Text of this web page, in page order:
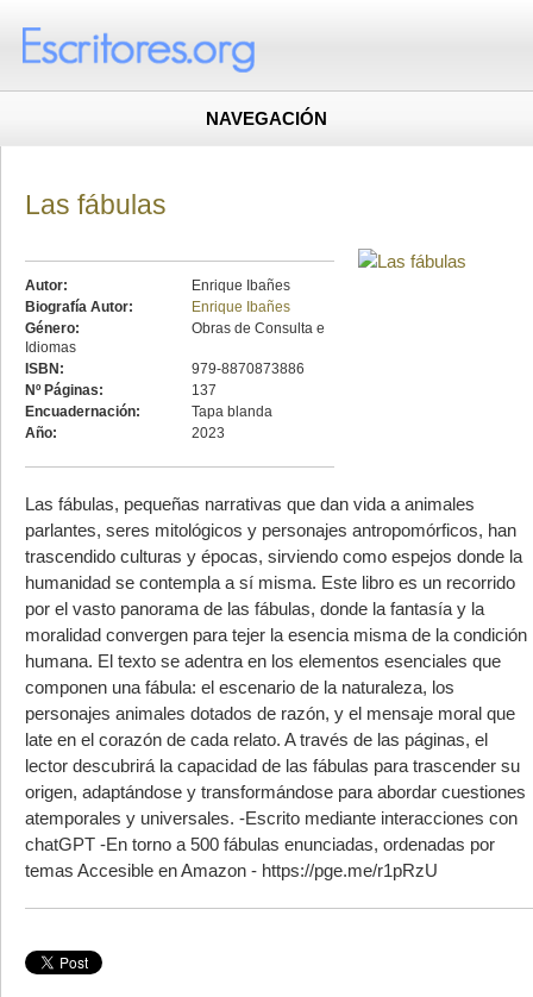
NAVEGACIÓN
Las fábulas
Autor:
Enrique Ibañes
Biografía Autor:
Enrique Ibañes
Género:
Obras de Consulta e
Idiomas
ISBN:
979-8870873886
Nº Páginas:
137
Encuadernación:
Tapa blanda
Año:
2023
Las fábulas, pequeñas narrativas que dan vida a animales
parlantes, seres mitológicos y personajes antropomórficos, han
trascendido culturas y épocas, sirviendo como espejos donde la
humanidad se contempla a sí misma. Este libro es un recorrido
por el vasto panorama de las fábulas, donde la fantasía y la
moralidad convergen para tejer la esencia misma de la condición
humana. El texto se adentra en los elementos esenciales que
componen una fábula: el escenario de la naturaleza, los
personajes animales dotados de razón, y el mensaje moral que
late en el corazón de cada relato. A través de las páginas, el
lector descubrirá la capacidad de las fábulas para trascender su
origen, adaptándose y transformándose para abordar cuestiones
atemporales y universales. -Escrito mediante interacciones con
chatGPT -En torno a 500 fábulas enunciadas, ordenadas por
temas Accesible en Amazon - https://pge.me/r1pRzU